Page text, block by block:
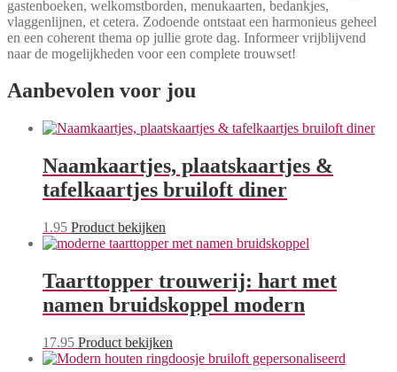
gastenboeken, welkomstborden, menukaarten, bedankjes,
vlaggenlijnen, et cetera. Zodoende ontstaat een harmonieus geheel
en een coherent thema op jullie grote dag. Informeer vrijblijvend
naar de mogelijkheden voor een complete trouwset!
Aanbevolen voor jou
Naamkaartjes, plaatskaartjes &
tafelkaartjes bruiloft diner
1.95 Product bekijken
Taarttopper trouwerij: hart met
namen bruidskoppel modern
17.95 Product bekijken